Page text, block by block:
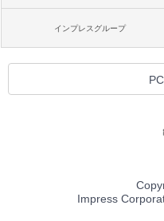
インプレスグループ
Impress